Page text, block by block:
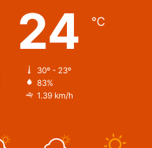
24 ℃
30º - 23º
83%
1.39 km/h